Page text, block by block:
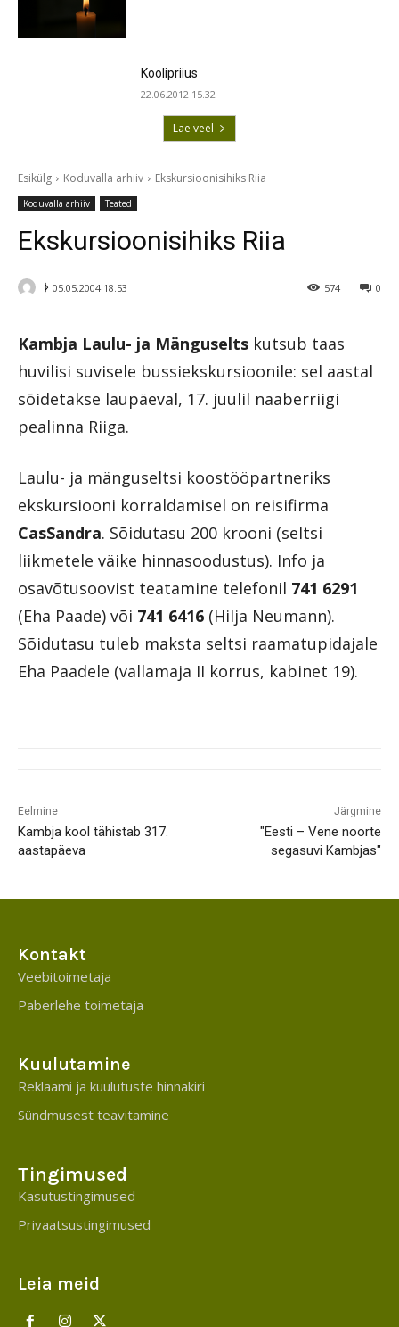
Koolipriius
22.06.2012 15.32
Lae veel
Esikülg Koduvalla arhiiv Ekskursioonisihiks Riia
Koduvalla arhiiv Teated
Ekskursioonisihiks Riia
ᚦ 0
05.05.2004 18.53 574
Kambja Laulu- ja Mänguselts kutsub taas
huvilisi suvisele bussiekskursioonile: sel aastal
sõidetakse laupäeval, 17. juulil naaberriigi
pealinna Riiga.
Laulu- ja mänguseltsi koostööpartneriks
ekskursiooni korraldamisel on reisifirma
CasSandra. Sõidutasu 200 krooni (seltsi
liikmetele väike hinnasoodustus). Info ja
osavõtusoovist teatamine telefonil 741 6291
(Eha Paade) või 741 6416 (Hilja Neumann).
Sõidutasu tuleb maksta seltsi raamatupidajale
Eha Paadele (vallamaja II korrus, kabinet 19).
Eelmine
Kambja kool tähistab 317.
aastapäeva
Järgmine
"Eesti – Vene noorte
segasuvi Kambjas"
Kontakt
Veebitoimetaja
Paberlehe toimetaja
Kuulutamine
Reklaami ja kuulutuste hinnakiri
Sündmusest teavitamine
Tingimused
Kasutustingimused
Privaatsustingimused
Leia meid